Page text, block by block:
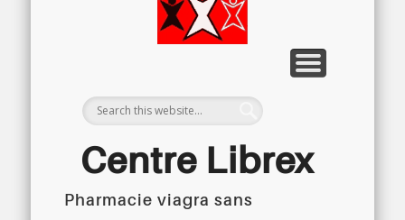
Centre Librex
Centre régional du Libre Examen
Pharmacie viagra sans